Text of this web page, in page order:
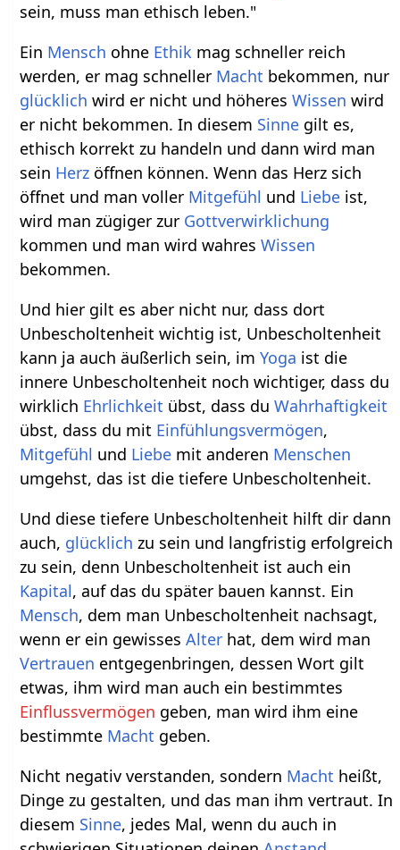
sein, muss man ethisch leben."
Ein Mensch ohne Ethik mag schneller reich
werden, er mag schneller Macht bekommen, nur
glücklich wird er nicht und höheresWissen wird
er nicht bekommen. In diesem Sinne gilt es,
ethisch korrekt zu handeln und dann wird man
sein Herz öffnen können. Wenn das Herz sich
öffnet und man voller Mitgefühl und Liebe ist,
wird man zügiger zur Gottverwirklichung
kommen und man wird wahresWissen
bekommen.
Und hier gilt es aber nicht nur, dass dort
Unbescholtenheit wichtig ist, Unbescholtenheit
kann ja auch äußerlich sein, imYoga ist die
innere Unbescholtenheit noch wichtiger, dass du
wirklich Ehrlichkeit übst, dass duWahrhaftigkeit
übst, dass du mit Einfühlungsvermögen,
Mitgefühl und Liebe mit anderen Menschen
umgehst, das ist die tiefere Unbescholtenheit.
Und diese tiefere Unbescholtenheit hilft dir dann
auch, glücklich zu sein und langfristig erfolgreich
zu sein, denn Unbescholtenheit ist auch ein
Kapital, auf das du später bauen kannst. Ein
Mensch, dem man Unbescholtenheit nachsagt,
wenn er ein gewissesAlter hat, dem wird man
Vertrauen entgegenbringen, dessen Wort gilt
etwas, ihm wird man auch ein bestimmtes
Einflussvermögen geben, man wird ihm eine
bestimmte Macht geben.
Nicht negativ verstanden, sondern Macht heißt,
Dinge zu gestalten, und das man ihm vertraut. In
diesem Sinne, jedes Mal, wenn du auch in